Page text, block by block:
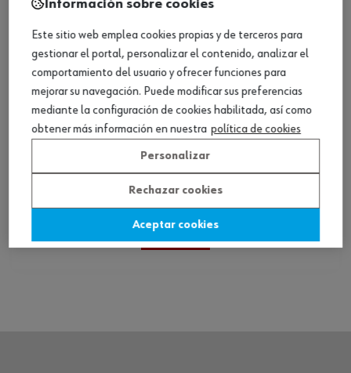
Set impermeable LUMEN clase 3
Ver producto
Información sobre cookies
Este sitio web emplea cookies propias y de terceros para
gestionar el portal, personalizar el contenido, analizar el
comportamiento del usuario y ofrecer funciones para
mejorar su navegación. Puede modificar sus preferencias
mediante la configuración de cookies habilitada, así como
obtener más información en nuestra política de cookies
Personalizar
Rechazar cookies
Aceptar cookies